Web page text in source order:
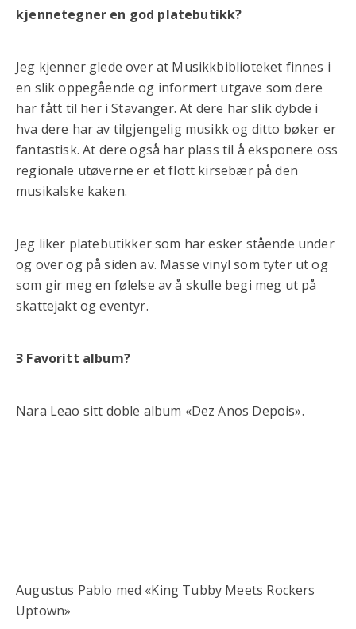
kjennetegner en god platebutikk?
Jeg kjenner glede over at Musikkbiblioteket finnes i
en slik oppegående og informert utgave som dere
har fått til her i Stavanger. At dere har slik dybde i
hva dere har av tilgjengelig musikk og ditto bøker er
fantastisk. At dere også har plass til å eksponere oss
regionale utøverne er et flott kirsebær på den
musikalske kaken.
Jeg liker platebutikker som har esker stående under
og over og på siden av. Masse vinyl som tyter ut og
som gir meg en følelse av å skulle begi meg ut på
skattejakt og eventyr.
3 Favoritt album?
Nara Leao sitt doble album «Dez Anos Depois».
Augustus Pablo med «King Tubby Meets Rockers
Uptown»